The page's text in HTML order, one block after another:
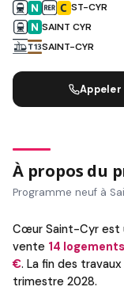
ST-CYR
SAINT CYR
SAINT-CYR
Appeler
À propos du
Programme neuf à
Cœur Saint-Cyr est
vente 14
€. La fin des
trimestre 2028.